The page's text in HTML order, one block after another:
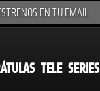
EN TU EMAIL
TELE SERIES